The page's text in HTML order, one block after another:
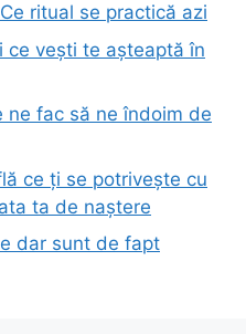
ritual se practică azi
ce vești te așteaptă în
ne fac să ne îndoim de
ce ți se potrivește cu
ta de naștere
dar sunt de fapt